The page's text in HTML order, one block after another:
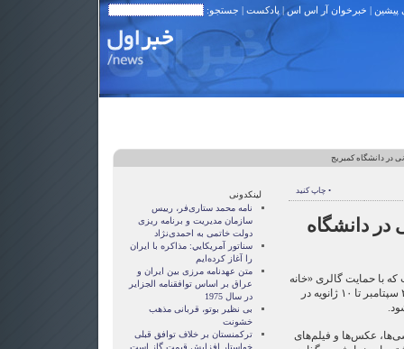
پیشین | خبرخوان آر اس اس| پادکست | جستجو:
در دانشگاه کمبريج
• چاپ کنید
در دانشگاه
که با حمايت گالری «خانه
آسيا» و «بنياد ميراث ايران» از ۲۷ سپتامبر تا ۱۰ ژانويه در
عکس‌ها و فيلم‌های
لینکدونی
نامه محمد ستاری‌فر، رییس
سازمان مدیریت و برنامه ریزی
دولت خاتمی به احمدی‌نژاد
سناتور آمريکايي: مذاکره با ايران
را آغاز کرده‌ايم
متن عهدنامه مرزى بين ايران و
عراق بر اساس توافقنامه الجزاير
در سال 1975
بی نظیر بوتو، قربانی مذهب
خشونت
ترکمنستان بر خلاف توافق قبلی
خواستار افزایش قیمت گاز است